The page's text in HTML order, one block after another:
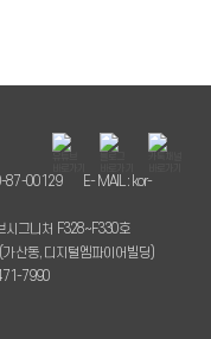
87-00129
E- MAIL : kor-
시그니처 F328~F330호
산동, 디지털엠파이어빌딩)
7990